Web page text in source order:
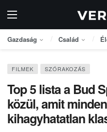
Gazdaság Család
FILMEK SZÓRAKOZÁS
Top 5 lista a Bud
közül, amit
kihagyhatatlan